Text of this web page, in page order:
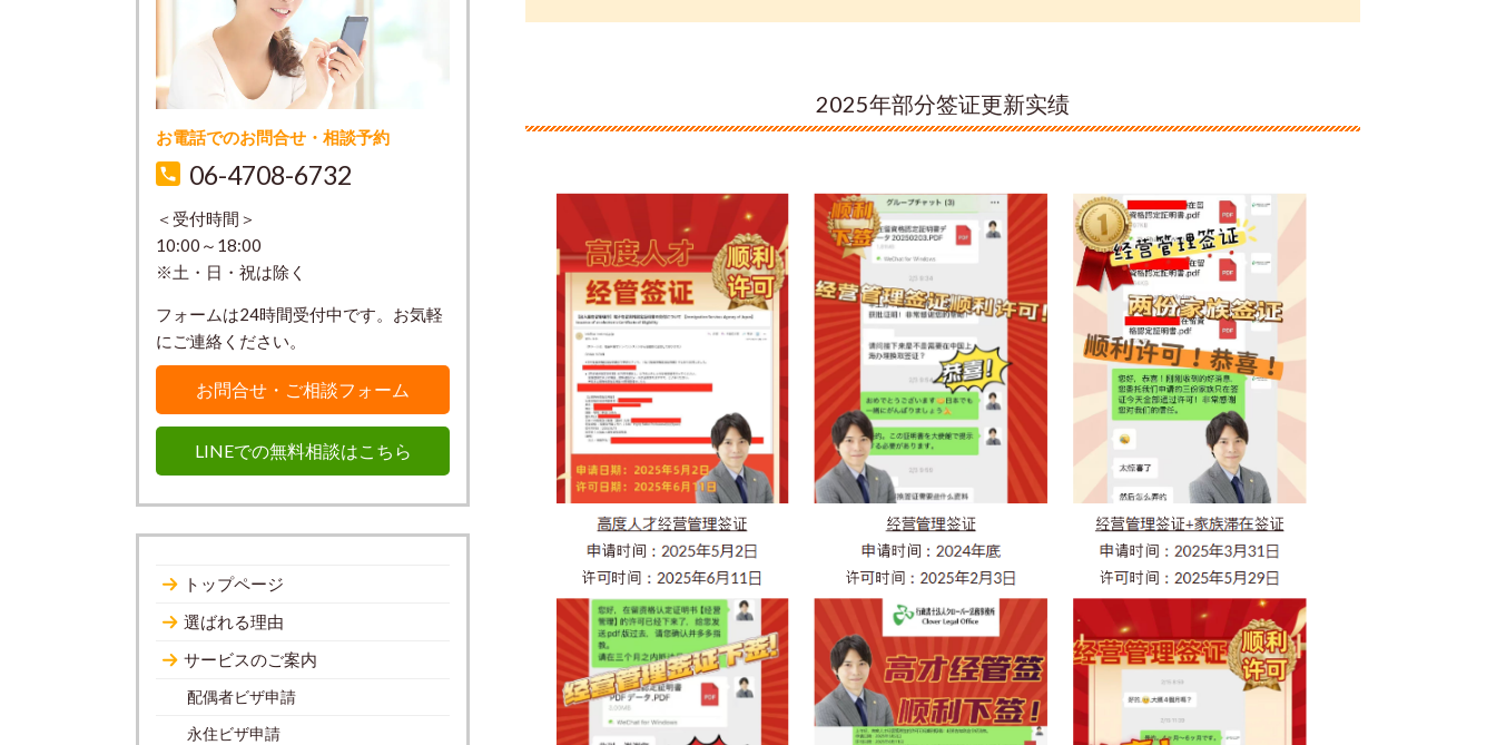
2025年部分签证更新实绩
お電話でのお問合せ・相談予約
06-4708-6732
＜受付時間＞
10:00～18:00
※土・日・祝は除く
フォームは24時間受付中です。お気軽
にご連絡ください。
お問合せ・ご相談フォーム
LINEでの無料相談はこちら
トップページ
選ばれる理由
サービスのご案内
配偶者ビザ申請
永住ビザ申請